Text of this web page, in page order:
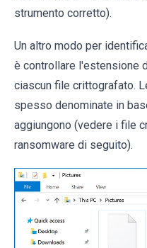
strumento corretto).
Un altro modo per
è controllare l'estensione
ciascun file crittografato.
spesso denominate in
aggiungono (vedere i file
ransomware di seguito).